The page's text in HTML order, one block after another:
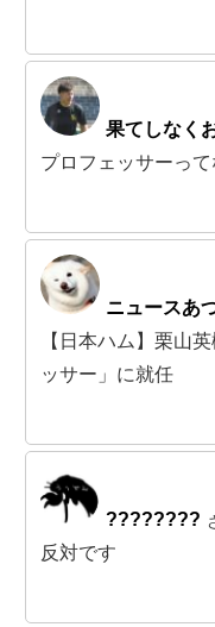
果てしなく
プロフェッサーっ
ニュースあ
【日本ハム】栗山
ッサー」に就任
????????
反対です